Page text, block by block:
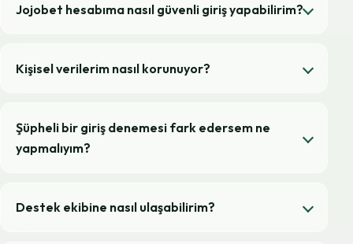
Jojobet hesabıma nasıl güvenli giriş yapabilirim?
Kişisel verilerim nasıl korunuyor?
Şüpheli bir giriş denemesi fark edersem ne
yapmalıyım?
Destek ekibine nasıl ulaşabilirim?